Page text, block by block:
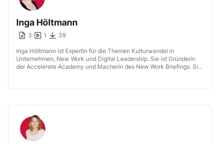
Inga Höltmann
3 1 39
Inga Höltmann ist Expertin für die Themen Kulturwandel in
Unternehmen, New Work und Digital Leadership. Sie ist Gründerin
der Accelerate Academy und Macherin des New Work Briefings. Sie